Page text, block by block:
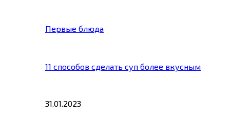
Первые блюда
11 способов сделать суп более вкусным
31.01.2023